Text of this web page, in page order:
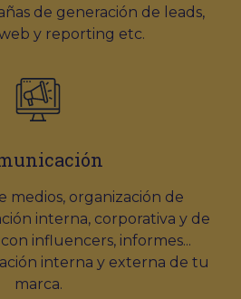
de generación de leads,
y reporting etc.
medios, organización de
interna, corporativa y de
influencers, informes...
interna y externa de tu
marca.